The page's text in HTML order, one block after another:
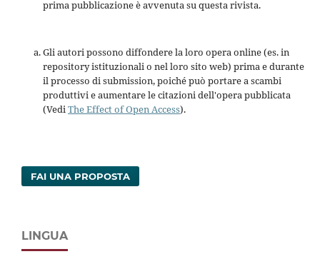
prima pubblicazione è avvenuta su questa rivista.
Gli autori possono diffondere la loro opera online (es. in
repository istituzionali o nel loro sito web) prima e durante
il processo di submission, poiché può portare a scambi
produttivi e aumentare le citazioni dell'opera pubblicata
(VediThe Effect of Open Access).
FAI UNA PROPOSTA
LINGUA